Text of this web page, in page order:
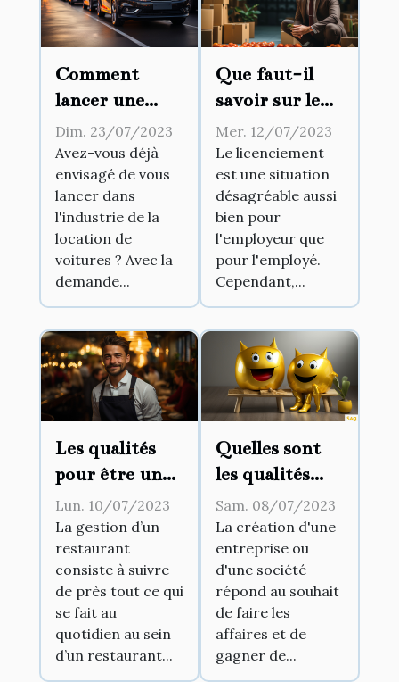
Comment
lancer une
entreprise de
location
automobile ?
Dim. 23/07/2023
Avez-vous déjà
envisagé de vous
lancer dans
l'industrie de la
location de
voitures ? Avec la
demande...
Que faut-il
savoir sur le
licenciement
abusif ?
Mer. 12/07/2023
Le licenciement
est une situation
désagréable aussi
bien pour
l'employeur que
pour l'employé.
Cependant,...
Les qualités
pour être un
bon gérant de
restaurant
Lun. 10/07/2023
La gestion d’un
restaurant
consiste à suivre
de près tout ce qui
se fait au
quotidien au sein
d’un restaurant...
Quelles sont
les qualités
requises pour
devenir un
bon manager ?
Sam. 08/07/2023
La création d'une
entreprise ou
d'une société
répond au souhait
de faire les
affaires et de
gagner de...